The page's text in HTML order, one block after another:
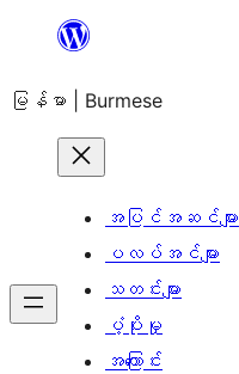
အကြောင်းအရာ
ကျော်သွား
မြန်မာ | Burmese
အပြင်အဆင်များ
ပလပ်အင်များ
သတင်းများ
ပံ့ပိုးမှု
အကြောင်း